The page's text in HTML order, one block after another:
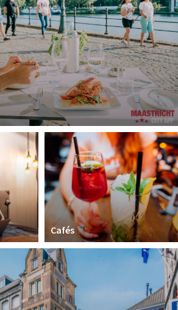
podia
Cafés